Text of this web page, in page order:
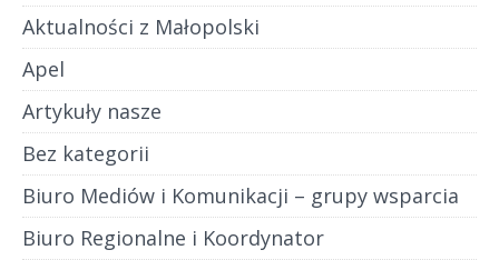
Aktualności z Małopolski
Apel
Artykuły nasze
Bez kategorii
Biuro Mediów i Komunikacji – grupy wsparcia
Biuro Regionalne i Koordynator